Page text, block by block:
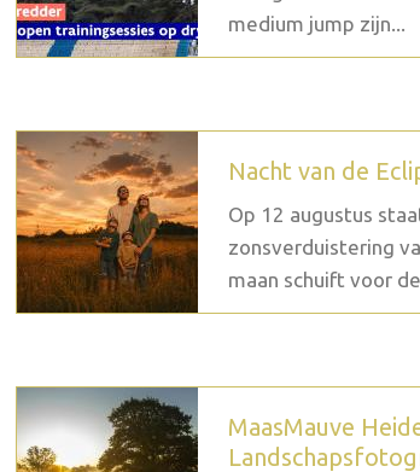
medium jump zijn...
Nacht van de
Op 12 augustus
zonsverduistering
maan schuift voor
MaasMauve